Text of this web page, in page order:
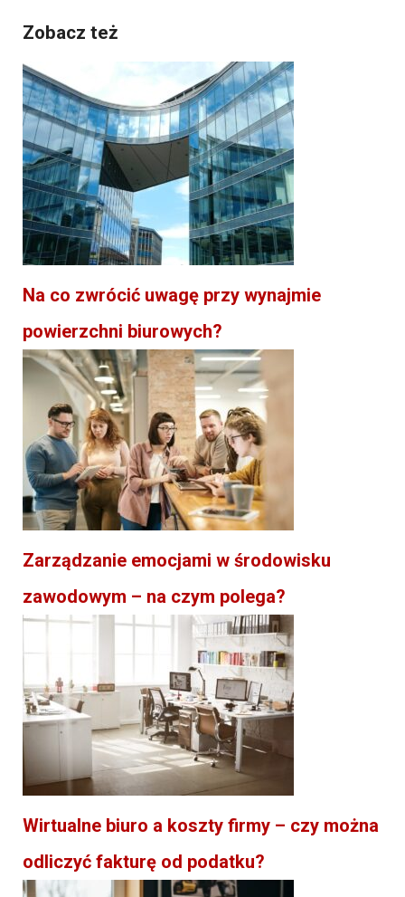
Zobacz też
Na co zwrócić uwagę przy wynajmie
powierzchni biurowych?
Zarządzanie emocjami w środowisku
zawodowym – na czym polega?
Wirtualne biuro a koszty firmy – czy można
odliczyć fakturę od podatku?